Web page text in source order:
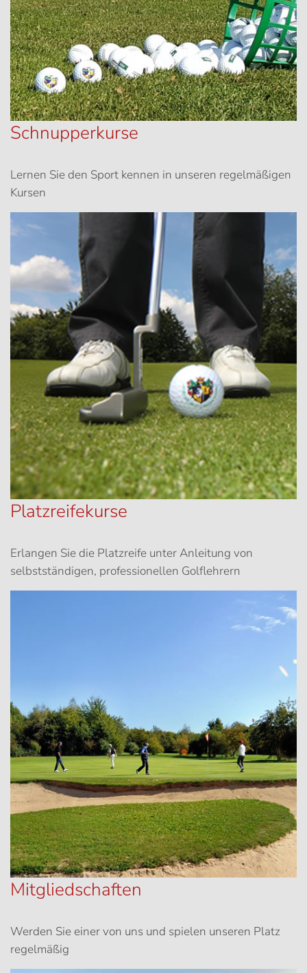
Schnupperkurse
Lernen Sie den Sport kennen in unseren regelmäßigen
Kursen
Platzreifekurse
Erlangen Sie die Platzreife unter Anleitung von
selbstständigen, professionellen Golflehrern
Mitgliedschaften
Werden Sie einer von uns und spielen unseren Platz
regelmäßig